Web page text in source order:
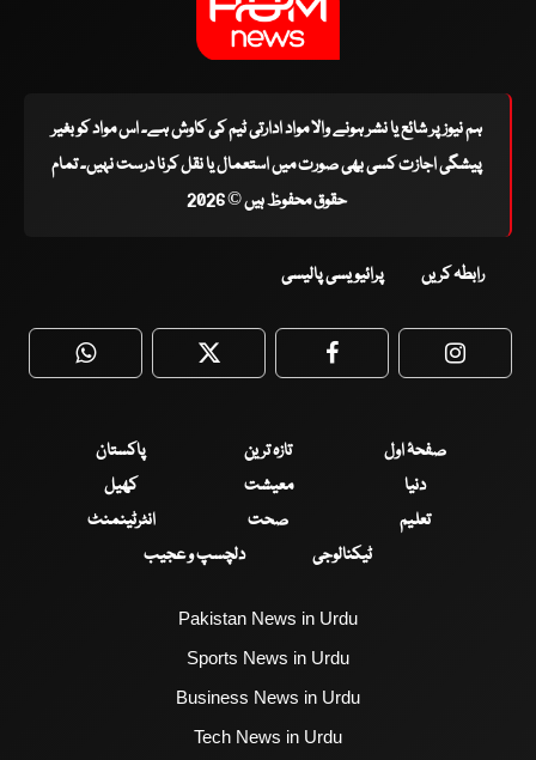
ہم نیوز پر شائع یا نشر ہونے والا مواد ادارتی ٹیم کی کاوش ہے۔ اس مواد کو بغیر
پیشگی اجازت کسی بھی صورت میں استعمال یا نقل کرنا درست نہیں۔ تمام
حقوق محفوظ ہیں © 2026
رابطہ کریں پرائیویسی پالیسی
WhatsApp Twitter Facebook
صفحۂ اول تازہ ترین
پاکستان
دنیا
معیشت
کھیل
تعلیم
صحت
انٹرٹینمنٹ
ٹیکنالوجی
دلچسپ و عجیب
Pakistan News in Urdu
Sports News in Urdu
Business News in Urdu
Tech News in Urdu